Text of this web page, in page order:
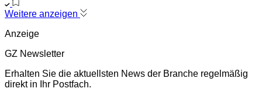
Weitere anzeigen
Anzeige
GZ Newsletter
Erhalten Sie die aktuellsten News der Branche regelmäßig
direkt in Ihr Postfach.